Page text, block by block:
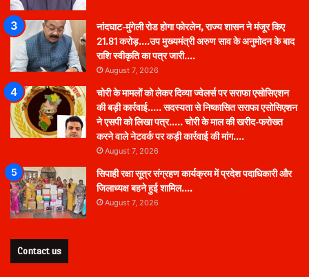
नांदघाट-मुंगेली रोड होगा फोरलेन, राज्य शासन ने मंजूर किए
21.81 करोड़….उप मुख्यमंत्री अरुण साव के अनुमोदन के बाद
राशि स्वीकृति का पत्र जारी….
August 7, 2026
चोरी के मामलों को लेकर दिव्या ज्वेलर्स पर सराफा एसोसिएशन
की बड़ी कार्रवाई….. सदस्यता से निष्कासित सराफा एसोसिएशन
ने एसपी को लिखा पत्र….. चोरी के माल की खरीद-फरोख्त
करने वाले नेटवर्क पर कड़ी कार्रवाई की मांग….
August 7, 2026
सिपाही रक्षा सूत्र संग्रहण कार्यक्रम में प्रदेश पदाधिकारी और
जिलाध्यक्ष बहने हुई शामिल….
August 7, 2026
Contact us